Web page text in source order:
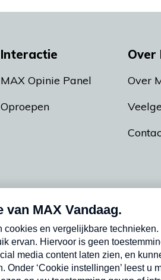
Interactie
MAX Opinie Panel
Oproepen
Over
Over